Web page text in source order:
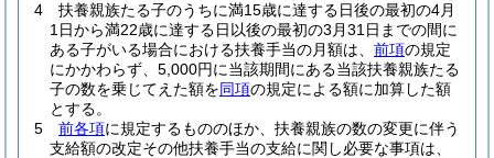
4
扶養親族たる子のうちに満15歳に達する日後の最初の4月
1日から満22歳に達する日以後の最初の3月31日までの間に
ある子がいる場合における扶養手当の月額は、 前項の規定
にかかわらず、5,000円に当該期間にある当該扶養親族たる
子の数を乗じてえた額を同項の規定による額に加算した額
とする。
5
前各項に規定するもののほか、扶養親族の数の変更に伴う
支給額の改定その他扶養手当の支給に関し必要な事項は、